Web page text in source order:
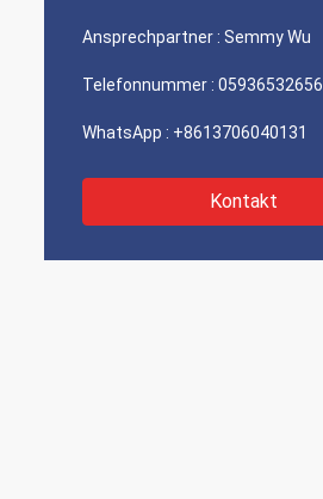
Ansprechpartner : Semmy Wu
Telefonnummer : 05936532656
WhatsApp : +8613706040131
Kontakt